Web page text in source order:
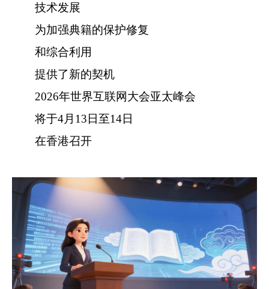
技术发展
为加强典籍的保护修复
和综合利用
提供了新的契机
2026年世界互联网大会亚太峰会
将于4月13日至14日
在香港召开